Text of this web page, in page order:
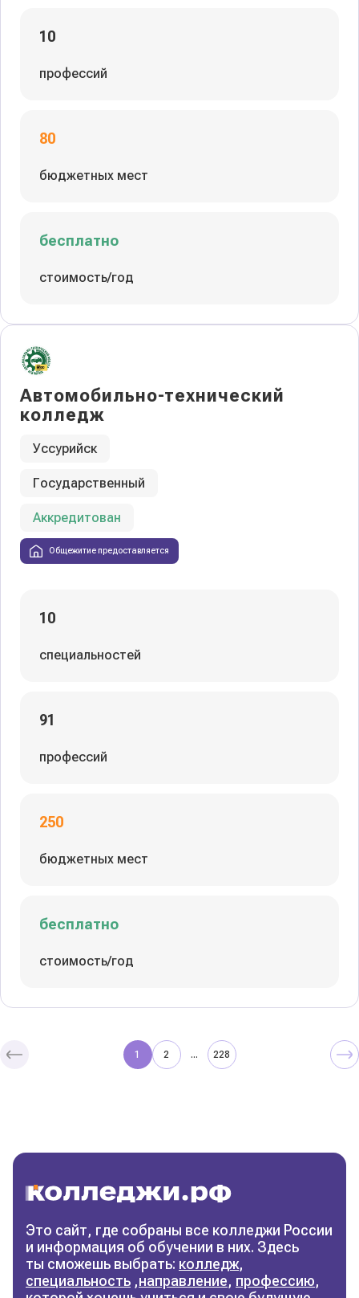
10
профессий
80
бюджетных мест
бесплатно
стоимость/год
Автомобильно-технический
колледж
Уссурийск
Государственный
Аккредитован
Общежитие предоставляется
10
специальностей
91
профессий
250
бюджетных мест
бесплатно
стоимость/год
колледж
Фильтры
Сбросить фильтры
1 2 ... 228
Это сайт, где собраны все колледжи России
и информация об обучении в них. Здесь
ты сможешь выбрать: колледж,
специальность ,направление, профессию,